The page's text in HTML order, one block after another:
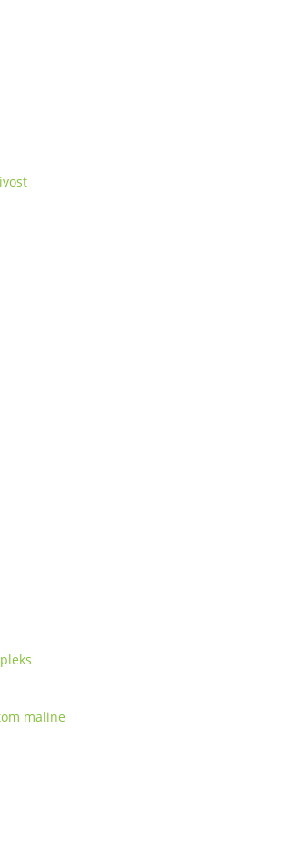
maline